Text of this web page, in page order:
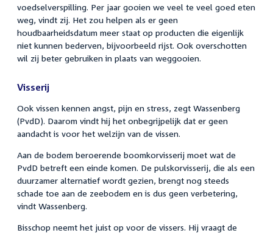
voedselverspilling. Per jaar gooien we veel te veel goed eten
weg, vindt zij. Het zou helpen als er geen
houdbaarheidsdatum meer staat op producten die eigenlijk
niet kunnen bederven, bijvoorbeeld rijst. Ook overschotten
wil zij beter gebruiken in plaats van weggooien.
Visserij
Ook vissen kennen angst, pijn en stress, zegt Wassenberg
(PvdD). Daarom vindt hij het onbegrijpelijk dat er geen
aandacht is voor het welzijn van de vissen.
Aan de bodem beroerende boomkorvisserij moet wat de
PvdD betreft een einde komen. De pulskorvisserij, die als een
duurzamer alternatief wordt gezien, brengt nog steeds
schade toe aan de zeebodem en is dus geen verbetering,
vindt Wassenberg.
Bisschop neemt het juist op voor de vissers. Hij vraagt de